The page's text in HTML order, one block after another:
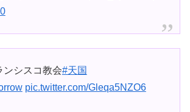
ンシスコ教会#天国
pic.twitter.com/Gleqa5NZO6